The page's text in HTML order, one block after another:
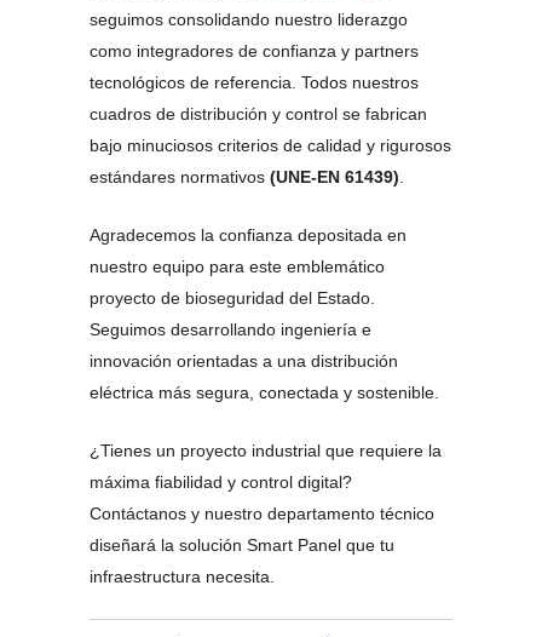
seguimos consolidando nuestro liderazgo
como integradores de confianza y partners
tecnológicos de referencia. Todos nuestros
cuadros de distribución y control se fabrican
bajo minuciosos criterios de calidad y rigurosos
estándares normativos (UNE-EN 61439)
Agradecemos la confianza depositada en
nuestro equipo para este emblemático
proyecto de bioseguridad del Estado.
Seguimos desarrollando ingeniería e
innovación orientadas a una distribución
eléctrica más segura, conectada y sostenible.
¿Tienes un proyecto industrial que requiere la
máxima fiabilidad y control digital?
Contáctanos y nuestro departamento técnico
diseñará la solución Smart Panel que tu
infraestructura necesita.